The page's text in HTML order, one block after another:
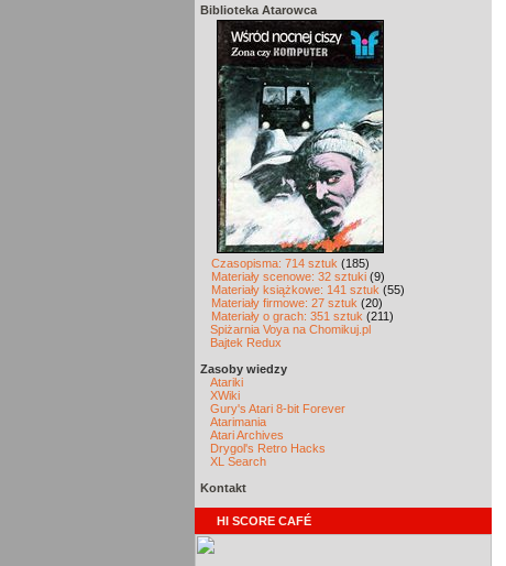
Biblioteka Atarowca
Czasopisma: 714 sztuk (185)
Materiały scenowe: 32 sztuki (9)
Materiały książkowe: 141 sztuk (55)
Materiały firmowe: 27 sztuk (20)
Materiały o grach: 351 sztuk (211)
Spiżarnia Voya na Chomikuj.pl
Bajtek Redux
Zasoby wiedzy
Atariki
XWiki
Gury's Atari 8-bit Forever
Atarimania
Atari Archives
Drygol's Retro Hacks
XL Search
Kontakt
HI SCORE CAFÉ